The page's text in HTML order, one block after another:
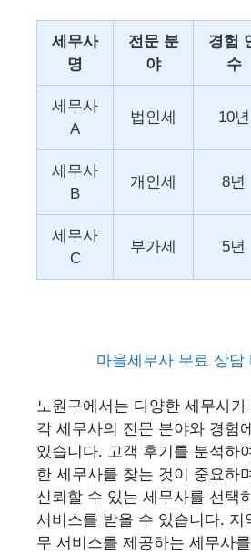
세무사
명
전문 분
야
경험
수
세무사
A
법인세 10년
세무사
B
개인세 8년
세무사
C
부가세 5년
마을세무사 무료 상담
노원구에서는 다양한 세무사
각 세무사의 전문 분야와 경험
있습니다. 고객 후기를 분석하
한 세무사를 찾는 것이 중요하
신뢰할 수 있는 세무사를 선택
서비스를 받을 수 있습니다. 지
무 서비스를 제공하는 세무사